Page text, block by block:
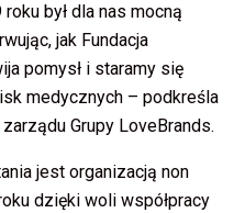
był dla nas mocną
jak Fundacja
pomysł i staramy się
medycznych – podkreśla
Grupy LoveBrands.
jest organizacją non
dzięki woli współpracy